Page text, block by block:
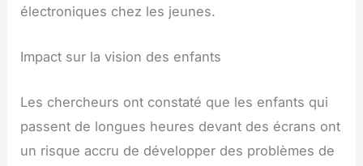
électroniques chez les jeunes.
Impact sur la vision des enfants
Les chercheurs ont constaté que les enfants qui
passent de longues heures devant des écrans ont
un risque accru de développer des problèmes de